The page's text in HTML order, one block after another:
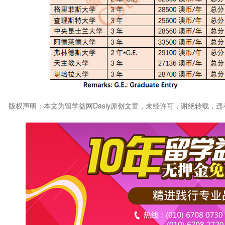
版权声明：本文为留学益网Dasiy原创文章，未经许可，谢绝转载，